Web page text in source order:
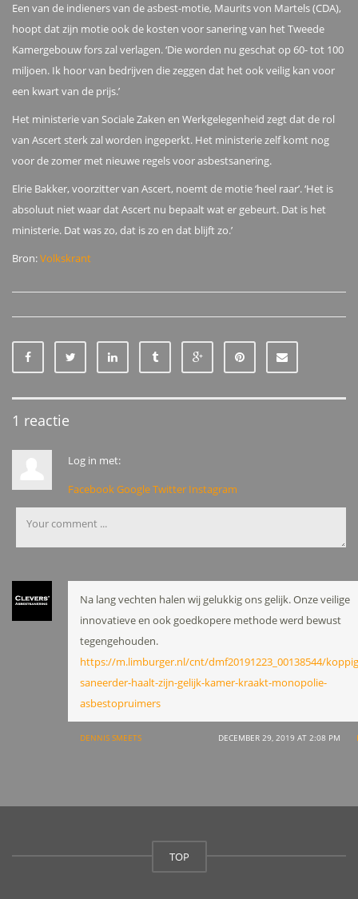
Een van de indieners van de asbest-motie, Maurits von Martels (CDA),
hoopt dat zijn motie ook de kosten voor sanering van het Tweede
Kamergebouw fors zal verlagen. ‘Die worden nu geschat op 60- tot 100
miljoen. Ik hoor van bedrijven die zeggen dat het ook veilig kan voor
een kwart van de prijs.’
Het ministerie van Sociale Zaken en Werkgelegenheid zegt dat de rol
van Ascert sterk zal worden ingeperkt. Het ministerie zelf komt nog
voor de zomer met nieuwe regels voor asbestsanering.
Elrie Bakker, voorzitter van Ascert, noemt de motie ‘heel raar’. ‘Het is
absoluut niet waar dat Ascert nu bepaalt wat er gebeurt. Dat is het
ministerie. Dat was zo, dat is zo en dat blijft zo.’
Bron:Volkskrant
1 reactie
Log in met:
FacebookGoogleTwitter Instagram
Na lang vechten halen wij gelukkig ons gelijk. Onze veilige
innovatieve en ook goedkopere methode werd bewust
tegengehouden.
https://m.limburger.nl/cnt/dmf20191223_00138544/
saneerder-haalt-zijn-gelijk-kamer-kraakt-monopolie-
asbestopruimers
DENNIS SMEETS DECEMBER 29, 2019 AT 2:08 PM
TOP